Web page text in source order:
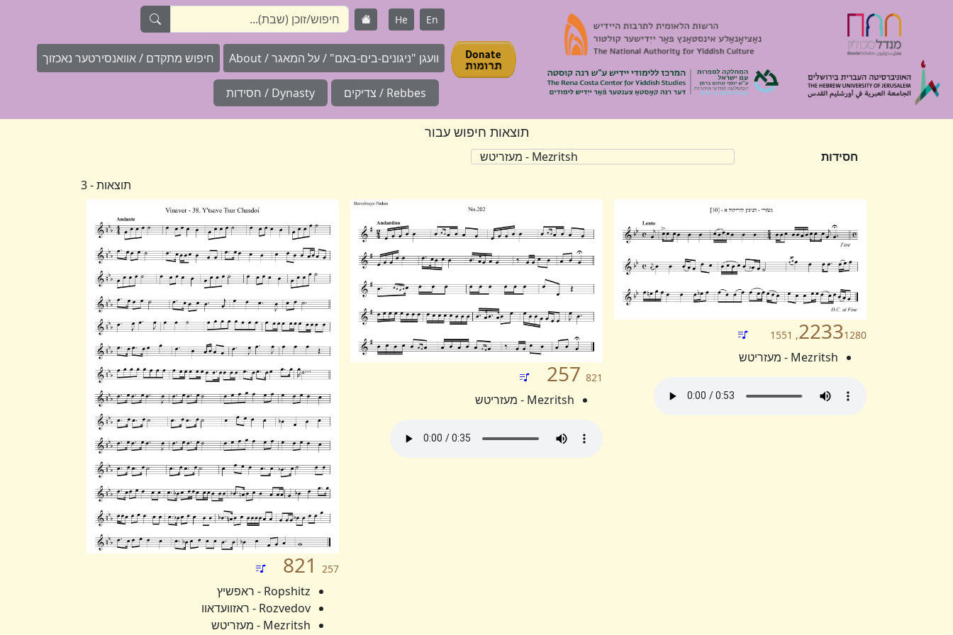
En
He
וועגן "ניגונים-בים-באם" / על המאגר / About חיפוש מתקדם / אוואנסירטער נאכזוך
Rebbes / צדיקים Dynasty / חסידות
תוצאות חיפוש עבור
חסידות
Mezritsh - מעזריטש
תוצאות - 3
22331280, 1551
Mezritsh - מעזריטש
257 821
Mezritsh - מעזריטש
821 257
Ropshitz - ראפשיץ
Rozvedov - ראזוועדאוו
Mezritsh - מעזריטש